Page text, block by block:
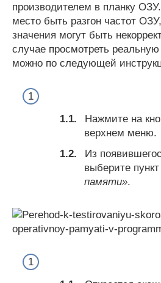
производителем в планку
место быть разгон частот
значения могут быть
случае просмотреть
можно по следующей
Нажмите на
верхнем меню.
Из
выберите пункт
памяти».